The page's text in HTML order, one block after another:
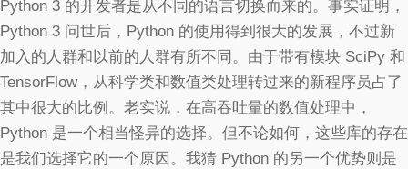
Python 3 的开发者是从不同的语言切换而来的。事实证明，
Python 3 问世后，Python 的使用得到很大的发展，不过新
加入的人群和以前的人群有所不同。由于带有模块 SciPy 和
TensorFlow，从科学类和数值类处理转过来的新程序员占了
其中很大的比例。老实说，在高吞吐量的数值处理中，
Python 是一个相当怪异的选择。但不论如何，这些库的存在
是我们选择它的一个原因。我猜 Python 的另一个优势则是